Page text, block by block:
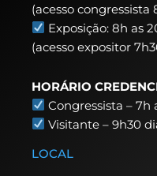
(acesso congressista
Exposição: 8h as
(acesso expositor
HORÁRIO
Congressista – 7h
Visitante – 9h30
LOCAL